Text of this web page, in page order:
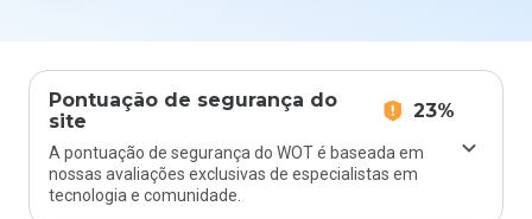
Pontuação de segurança do
site
23%
A pontuação de segurança do WOT é baseada em
nossas avaliações exclusivas de especialistas em
tecnologia e comunidade.